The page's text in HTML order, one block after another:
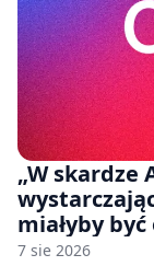
„W skardze
miałyby
handlowej”.
7 sie 2026